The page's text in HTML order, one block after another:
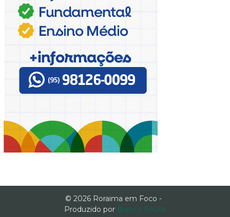
© 2026 Roraima em Foco -
Produzido por Branco Sousa